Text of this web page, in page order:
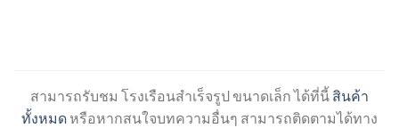
สามารถรับชม โรงเรือนสำเร็จรูป ขนาดเล็ก ได้ที่นี้ สินค้า
ทั้งหมด หรือหากสนใจบทความอื่นๆ สามารถติดตามได้ทาง